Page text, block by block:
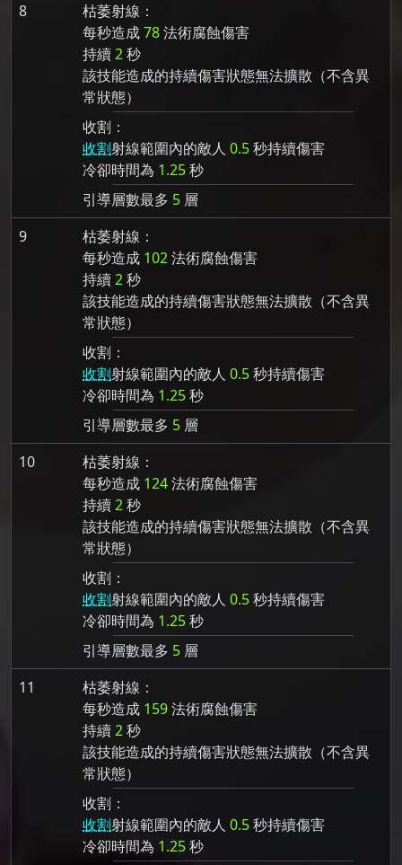
8
枯萎射線：
每秒造成78法術腐蝕傷害
持續2秒
該技能造成的持續傷害狀態無法擴散（不含異
常狀態）
收割：
收割射線範圍內的敵人 0.5秒持續傷害
冷卻時間為 1.25秒
引導層數最多 5 層
9
枯萎射線：
每秒造成 102法術腐蝕傷害
持續2秒
該技能造成的持續傷害狀態無法擴散（不含異
常狀態）
收割：
收割射線範圍內的敵人 0.5秒持續傷害
冷卻時間為 1.25秒
引導層數最多 5 層
10
枯萎射線：
每秒造成 124法術腐蝕傷害
持續2秒
該技能造成的持續傷害狀態無法擴散（不含異
常狀態）
收割：
收割射線範圍內的敵人 0.5秒持續傷害
冷卻時間為 1.25秒
引導層數最多 5 層
11
枯萎射線：
每秒造成 159法術腐蝕傷害
持續2秒
該技能造成的持續傷害狀態無法擴散（不含異
常狀態）
收割：
收割射線範圍內的敵人 0.5秒持續傷害
冷卻時間為 1.25秒